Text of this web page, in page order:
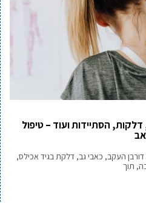
הסתיידות ועוד – טיפול
העקב, כאבי גב, דלקת בגיד אכילס,
תוך